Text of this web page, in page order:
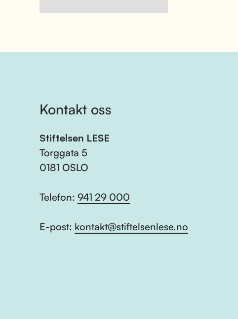
Kontakt oss
Stiftelsen LESE
Torggata 5
0181 OSLO
Telefon: 941 29 000
E-post: kontakt@stiftelsenlese.no